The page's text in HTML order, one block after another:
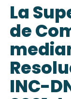
La
de
INC-